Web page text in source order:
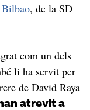
, de la SD
com un dels
li ha servit per
de David Raya
atrevit a